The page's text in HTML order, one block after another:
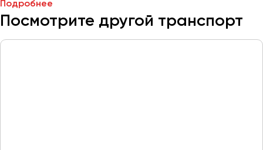
Подробнее
Посмотрите другой транспорт
Челябинск
Череповец
Чита